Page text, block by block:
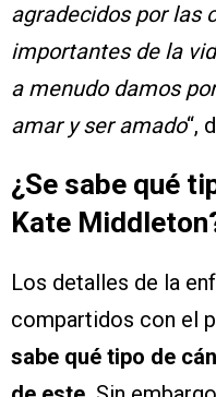
agradecidos por las
importantes de la
a menudo damos
amar y ser amado“,
¿Se sabe qué
Kate
Los detalles de la
compartidos con el
sabe qué tipo de